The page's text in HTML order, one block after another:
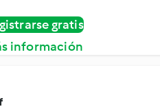
gratis
información